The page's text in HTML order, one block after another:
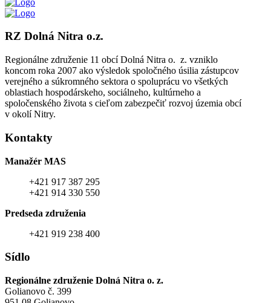
RZ Dolná Nitra o.z.
Regionálne združenie 11 obcí Dolná Nitra o. z. vzniklo
koncom roka 2007 ako výsledok spoločného úsilia zástupcov
verejného a súkromného sektora o spoluprácu vo všetkých
oblastiach hospodárskeho, sociálneho, kultúrneho a
spoločenského života s cieľom zabezpečiť rozvoj územia obcí
v okolí Nitry.
Kontakty
Manažér MAS
+421 917 387 295
+421 914 330 550
Predseda združenia
+421 919 238 400
Sídlo
Regionálne združenie Dolná Nitra o. z.
Golianovo č. 399